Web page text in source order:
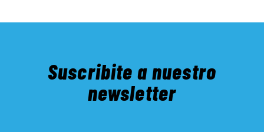
Suscribite a nuestro
newsletter